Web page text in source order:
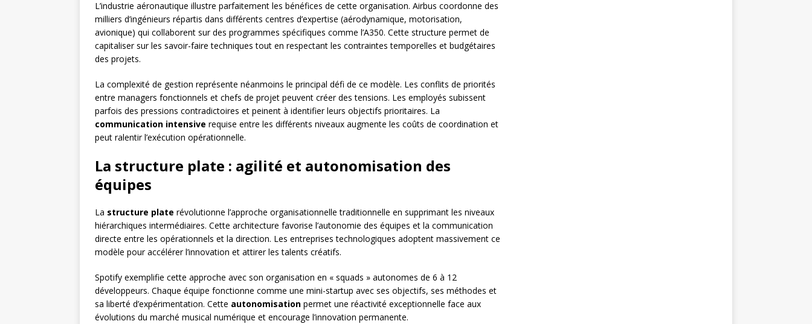
L’industrie aéronautique illustre parfaitement les bénéfices de cette organisation. Airbus coordonne des
milliers d’ingénieurs répartis dans différents centres d’expertise (aérodynamique, motorisation,
avionique) qui collaborent sur des programmes spécifiques comme l’A350. Cette structure permet de
capitaliser sur les savoir-faire techniques tout en respectant les contraintes temporelles et budgétaires
des projets.
La complexité de gestion représente néanmoins le principal défi de ce modèle. Les conflits de priorités
entre managers fonctionnels et chefs de projet peuvent créer des tensions. Les employés subissent
parfois des pressions contradictoires et peinent à identifier leurs objectifs prioritaires. La
communication intensive requise entre les différents niveaux augmente les coûts de coordination et
peut ralentir l’exécution opérationnelle.
La structure plate : agilité et autonomisation des
équipes
La structure plate révolutionne l’approche organisationnelle traditionnelle en supprimant les niveaux
hiérarchiques intermédiaires. Cette architecture favorise l’autonomie des équipes et la communication
directe entre les opérationnels et la direction. Les entreprises technologiques adoptent massivement ce
modèle pour accélérer l’innovation et attirer les talents créatifs.
Spotify exemplifie cette approche avec son organisation en « squads » autonomes de 6 à 12
développeurs. Chaque équipe fonctionne comme une mini-startup avec ses objectifs, ses méthodes et
sa liberté d’expérimentation. Cette autonomisation permet une réactivité exceptionnelle face aux
évolutions du marché musical numérique et encourage l’innovation permanente.